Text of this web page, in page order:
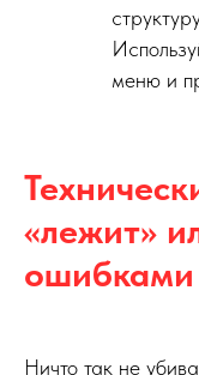
меню и
«лежит»
ошибками
Ничто так не